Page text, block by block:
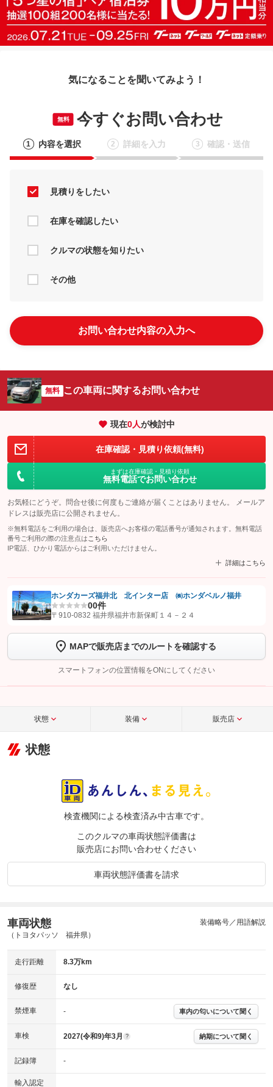
気になることを聞いてみよう！
無料 今すぐお問い合わせ
1 内容を選択 2 詳細を入力 3 確認・送信
見積りをしたい
在庫を確認したい
クルマの状態を知りたい
その他
お問い合わせ内容の入力へ
無料 この車両に関するお問い合わせ
現在0人が検討中
在庫確認・見積り依頼(無料)
まずは在庫確認・見積り依頼
無料電話でお問い合わせ
お気軽にどうぞ。問合せ後に何度もご連絡が届くことはありません。 メールア
ドレスは販売店に公開されません。
※無料電話をご利用の場合は、販売店へお客様の電話番号が通知されます。無料電話
番号ご利用の際の注意点は こちら
IP電話、ひかり電話からはご利用いただけません。
詳細はこちら
【STEP1】認証画面でグーネットを友だち追加してから「許可する」ボタンを押
トーク画面で
ボタンをタップして問い合わせを
完了してください。
こちら
ホンダカーズ福井北 北インター店 ㈱ホンダベルノ福井
00件
〒910-0832 福井県福井市新保町１４－２４
MAPで販売店までのルートを確認する
スマートフォンの位置情報をONにしてください
状態 装備 販売店
状態
検査機関による検査済み中古車です。
このクルマの車両状態評価書は
販売店にお問い合わせください
車両状態評価書を請求
車両状態
（トヨタパッソ 福井県）
装備略号／用語解説
走行距離 8.3万km
修復歴 なし
禁煙車 - 車内の匂いについて聞く
車検 2027(令和9)年3月 ? 納期について聞く
記録簿 -
輸入認定